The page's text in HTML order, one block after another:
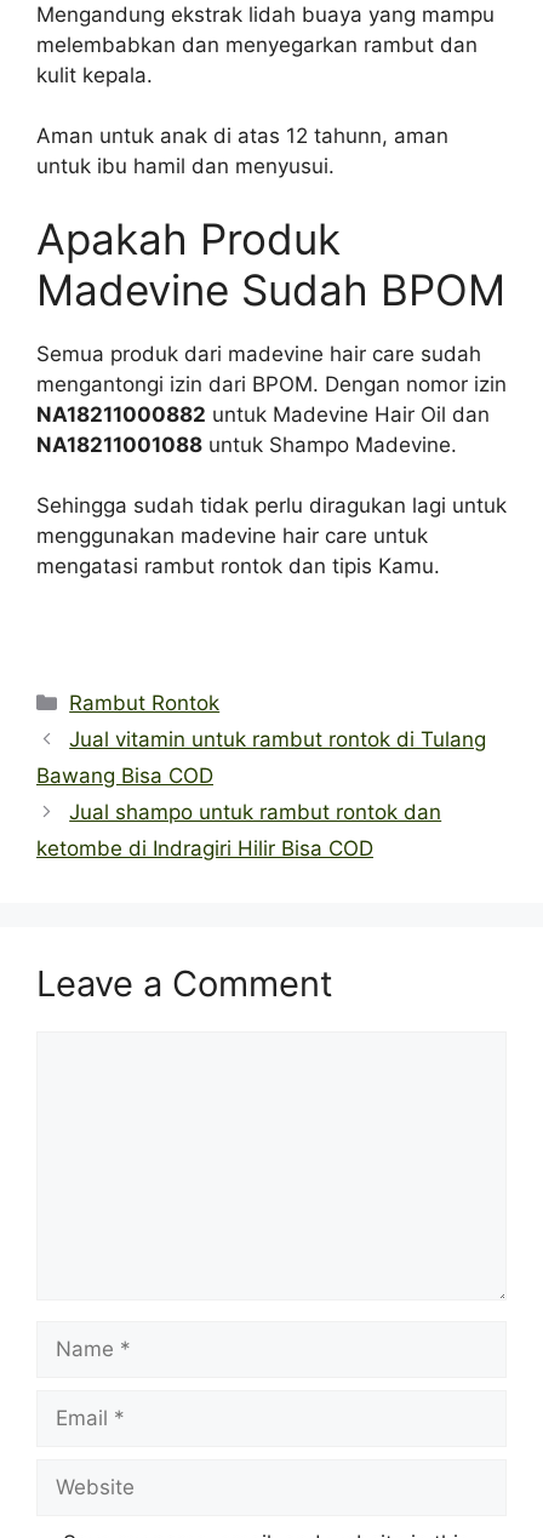
Mengandung ekstrak lidah buaya yang mampu
melembabkan dan menyegarkan rambut dan
kulit kepala.
Aman untuk anak di atas 12 tahunn, aman
untuk ibu hamil dan menyusui.
Apakah Produk
Madevine Sudah BPOM
Semua produk dari madevine hair care sudah
mengantongi izin dari BPOM. Dengan nomor izin
NA18211000882 untuk Madevine Hair Oil dan
NA18211001088 untuk Shampo Madevine.
Sehingga sudah tidak perlu diragukan lagi untuk
menggunakan madevine hair care untuk
mengatasi rambut rontok dan tipis Kamu.
Categories
Rambut Rontok
Jual vitamin untuk rambut rontok di Tulang
Bawang Bisa COD
Jual shampo untuk rambut rontok dan
ketombe di Indragiri Hilir Bisa COD
Leave a Comment